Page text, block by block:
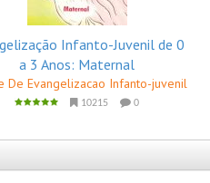
Infanto-Juvenil de 0
a 3 Anos: Maternal
De Evangelizacao Infanto-juvenil
10215 0